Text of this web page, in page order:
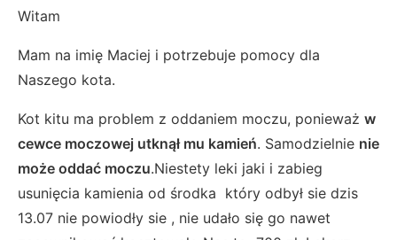
Witam
Mam na imię Maciej i potrzebuje pomocy dla
Naszego kota.
Kot kitu ma problem z oddaniem moczu, ponieważ w
cewce moczowej utknął mu kamień. Samodzielnie nie
może oddać moczu.Niestety leki jaki i zabieg
usunięcia kamienia od środka który odbył sie dzis
13.07 nie powiodły sie , nie udało się go nawet